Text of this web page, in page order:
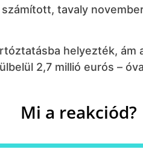
tavaly
helyezték, ám
2,7 millió eurós –
Mi a reakciód?